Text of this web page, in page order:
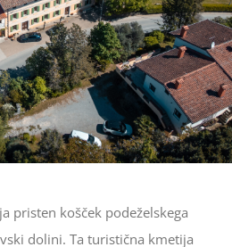
pristen košček podeželskega
dolini. Ta turistična kmetija